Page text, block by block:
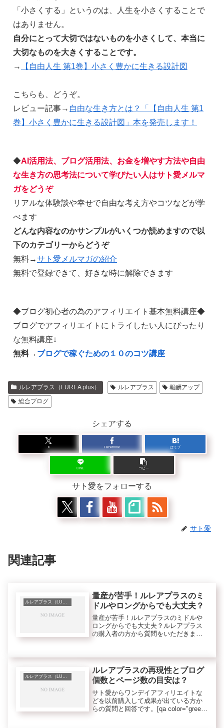
「小さくする」というのは、人生を小さくすることで
はありません。
自分にとって大切ではないものを小さくして、本当に
大切なものを大きくすることです。
→
【自由人生 第1巻】小さく豊かに生きる設計図
こちらも、どうぞ。
レビュー記事→ 自由な生き方とは？「【自由人生 第1
巻】小さく豊かに生きる設計図」本を発売します！
◆AI活用法、ブログ活用法、お金を増やす方法や自由
な生き方の思考法について学びたい人はサト愛メルマ
ガをどうぞ
リアルな体験談や幸せで自由な考え方やコツなどが学
べます
どんな内容なのかサンプルがいくつか読めますので以
下のカテゴリーからどうぞ
無料→サト愛メルマガの紹介
無料で登録できて、好きな時に解除できます
◆ブログ初心者の為のアフィリエイト基本無料講座◆
ブログでアフィリエイトにトライしたい人にぴったり
な無料講座↓
無料→ ブログで稼ぐための１０のコツ講座
ルレアプラス（LUREA plus） ルレアプラス
報酬アップ
総合ブログ
シェアする
X Facebook はてブ
LINE コピー
サト愛をフォローする
サト愛
関連記事
量産が苦手！ルレアプラスのミ
ドルやロングからでも大丈夫？
量産が苦手！ルレアプラスのミドルや
ロングからでも大丈夫？ルレアプラス
の購入者の方から質問をいただきまし
通り読んで思ったのが、どこから手を
つけていいの...
ルレアプラス（LUREA plus）
ルレアプラスの再現性とブログ
個数とページ数の目安は？
サト愛からワンデイアフィリエイトな
どを以前購入して成果が出ている方か
らの質問と回答です。[qa color="green"